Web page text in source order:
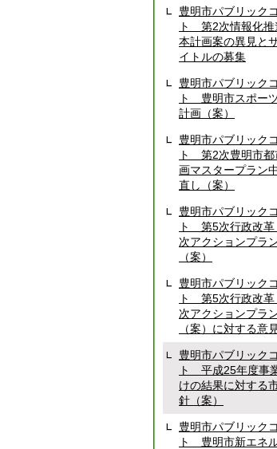
豊明市パブリック
ト 第2次情報化推
本計画案の異見と
イトルの募集
豊明市パブリック
ト 豊明市スポー
計画（案）
豊明市パブリック
ト 第2次豊明市都
画マスタープラン
直し（案）
豊明市パブリック
ト 第5次行政改
次アクションプラ
（案）
豊明市パブリック
ト 第5次行政改
次アクションプラ
（案）に対する意
豊明市パブリック
ト 平成25年度事
けの結果に対する
針（案）
豊明市パブリック
ト 豊明市新エネ